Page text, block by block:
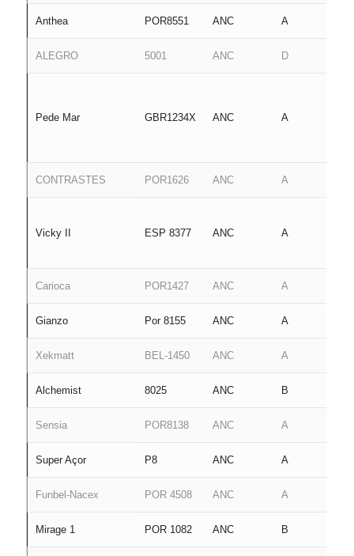
Anthea POR8551 ANC A
ALEGRO 5001 ANC D
Pede Mar GBR1234X ANC A
CONTRASTES POR1626 ANC A
Vicky II ESP 8377 ANC A
Carioca POR1427 ANC A
Gianzo Por 8155 ANC A
Xekmatt BEL-1450 ANC A
Alchemist 8025 ANC B
Sensia POR8138 ANC A
Super Açor P8 ANC A
Funbel-Nacex POR 4508 ANC A
Mirage 1 POR 1082 ANC B